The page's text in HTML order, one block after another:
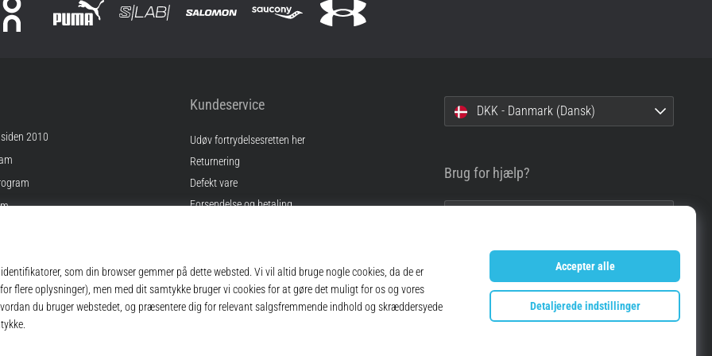
2010
Kundeservice
Udøv fortrydelsesretten her
Returnering
Defekt vare
Forsendelse og betaling
Ofte stillede spørgsmål
Privatlivspolitik
DKK - Danmark (Dansk)
Brug for hjælp?